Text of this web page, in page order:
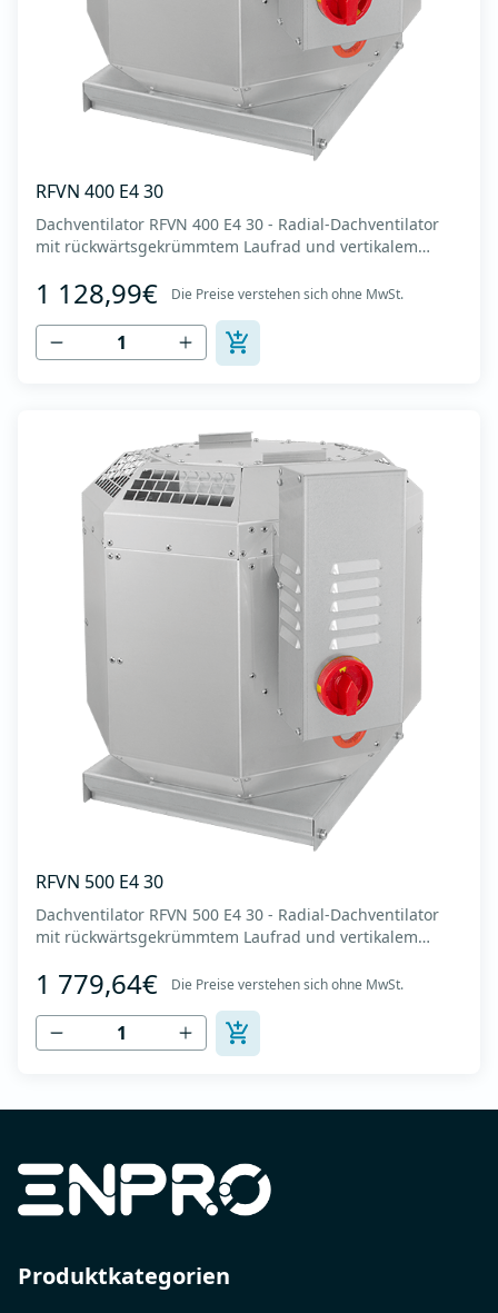
RFVN 400 E4 30
Dachventilator RFVN 400 E4 30 - Radial-Dachventilator
mit rückwärtsgekrümmtem Laufrad und vertikalem
Luftdurchsatz: bis zu 4.170 m3/h - Für Dauerbetrieb mit
Temperaturen bis 120 °C - Luftauslass mit Schutzgitter -
Zur Reinigung und Wartung lässt s...
1 128,99€ Die Preise verstehen sich ohne MwSt.
RFVN 500 E4 30
Dachventilator RFVN 500 E4 30 - Radial-Dachventilator
mit rückwärtsgekrümmtem Laufrad und vertikalem
Luftdurchsatz: bis zu 8.215 m3/h - Für Dauerbetrieb mit
Temperaturen bis 120 °C - Luftauslass mit Schutzgitter -
Zur Reinigung und Wartung lässt s...
1 779,64€ Die Preise verstehen sich ohne MwSt.
Produktkategorien